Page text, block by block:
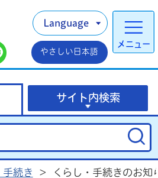
メニュー
Language
やさしい日本語
サイト内検索
手続き > くらし・手続きのお知